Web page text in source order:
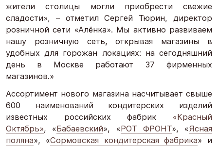
жители столицы могли приобрести свежие
сладости», – отметил Сергей Тюрин, директор
розничной сети «Алёнка». Мы активно развиваем
нашу розничную сеть, открывая магазины в
удобных для горожан локациях: на сегодняшний
день в Москве работают 37 фирменных
магазинов.»
Ассортимент нового магазина насчитывает свыше
600 наименований кондитерских изделий
известных российских фабрик «Красный
Октябрь», «Бабаевский», «РОТ ФРОНТ», «Ясная
поляна», «Сормовская кондитерская фабрика» и